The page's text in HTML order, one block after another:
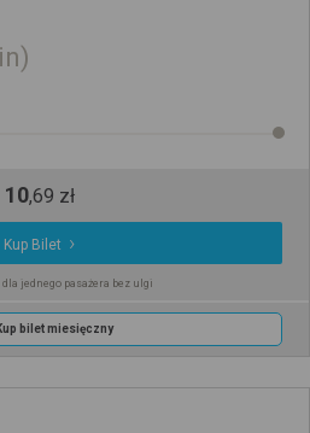
10,69 zł
Kup Bilet
dla jednego pasażera bez ulgi
bilet miesięczny